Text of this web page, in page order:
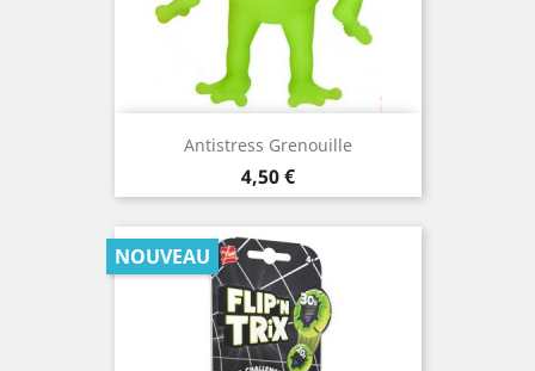
Antistress Grenouille
Prix
4,50 €
NOUVEAU